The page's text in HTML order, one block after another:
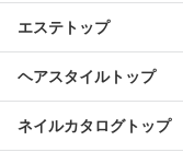
エステトップ
ヘアスタイルトップ
ネイルカタログトップ